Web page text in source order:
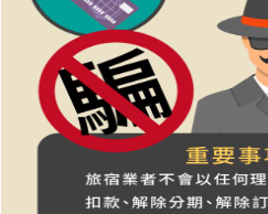
小城門2位包棟
適合人數